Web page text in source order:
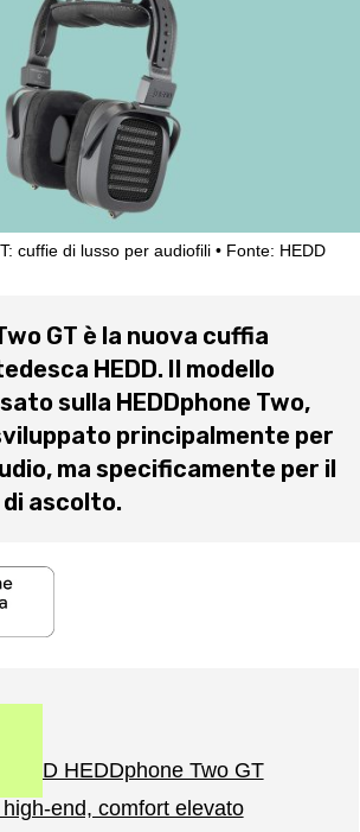
cuffie di lusso per audiofili Fonte: HEDD
GT è la nuova cuffia
HEDD. Il modello
sulla HEDDphone Two,
principalmente per
ma specificamente per il
ascolto.
HEDD HEDDphone Two GT
end, comfort elevato